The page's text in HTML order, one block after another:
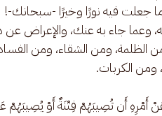
جعلت فيه نورًا وخيرًا -سبحانك-!
وعما جاء به عنك، والإعراض
الظلمة، ومن الشقاء، ومن
ومن الكربات.
أَن تُصِيبَهُمْ فِتْنَةٌ أَوْ يُصِيبَهُمْ